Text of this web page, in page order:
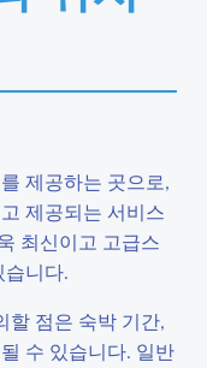
제공하는 곳으로,
제공되는 서비스
최신이고 고급스
니다.
할 점은 숙박 기간,
수 있습니다. 일반